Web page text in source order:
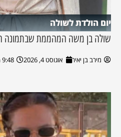
יום הולדת לשולה
שולה בן משה המהממת שבתמונה
מירב בן יאיר אוגוסט 4, 2026 9:48 pm